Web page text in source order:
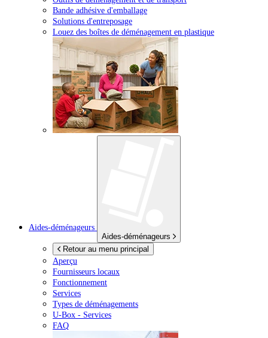
Bande adhésive d'emballage
Solutions d'entreposage
Louez des boîtes de déménagement en plastique
Aides-déménageurs
Aides-déménageurs
Retour au menu principal
Aperçu
Fournisseurs locaux
Fonctionnement
Services
Types de déménagements
U-Box - Services
FAQ